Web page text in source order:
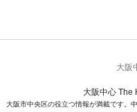
大阪
大阪中心 The
大阪市中央区の役立つ情報が満載です。